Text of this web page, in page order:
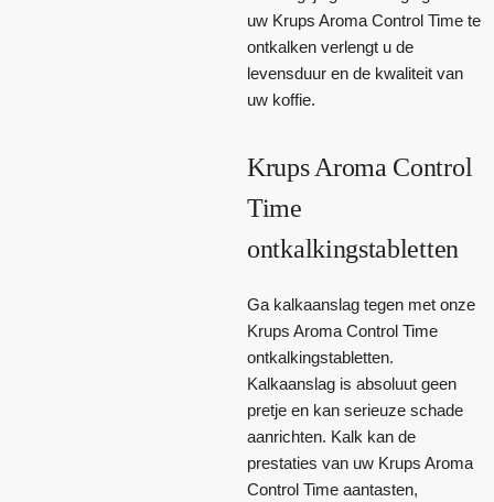
uw Krups Aroma Control Time te
ontkalken verlengt u de
levensduur en de kwaliteit van
uw koffie.
Krups Aroma Control
Time
ontkalkingstabletten
Ga kalkaanslag tegen met onze
Krups Aroma Control Time
ontkalkingstabletten.
Kalkaanslag is absoluut geen
pretje en kan serieuze schade
aanrichten. Kalk kan de
prestaties van uw Krups Aroma
Control Time aantasten,